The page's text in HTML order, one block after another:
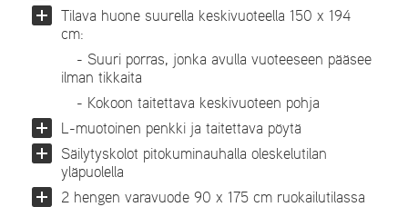
Tilava huone suurella keskivuoteella 150 x 194
cm:
- Suuri porras, jonka avulla vuoteeseen pääsee
ilman tikkaita
- Kokoon taitettava keskivuoteen pohja
L-muotoinen penkki ja taitettava pöytä
Säilytyskolot pitokuminauhalla oleskelutilan
yläpuolella
2 hengen varavuode 90 x 175 cm ruokailutilassa